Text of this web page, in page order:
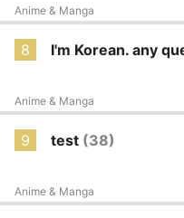
Anime & Manga
8 I'm Korean. any
Anime & Manga
9 test (38)
Anime & Manga